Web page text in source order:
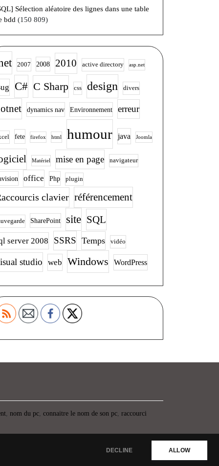
DECLINE ALLOW
Sélection aléatoire des lignes dans une table
bdd (150 809)
2007 2008 2010 active directory asp.net
C# C Sharp css design divers
dynamics nav Environnement erreur
fete firefox html humour java Joomla
Matériel mise en page navigateur
office Php plugin
clavier référencement
SharePoint site SQL
server 2008 SSRS Temps vidéo
studio web Windows WordPress
nom du pc connaitre le nom de son pc raccourci
Propulsé par WordPress